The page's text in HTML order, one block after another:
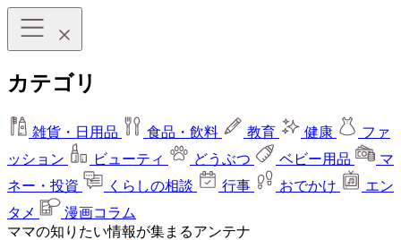
カテゴリ
雑貨・日用品 食品・飲料 教育 健康
ファ
ッション
ビューティ どうぶつ ベビー用品
マ
ネー・投資
くらしの相談 行事 おでかけ
エン
タメ
漫画コラム
ママの知りたい情報が集まるアンテナ